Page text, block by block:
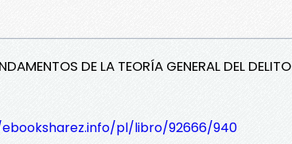
DE LA TEORÍA GENERAL DEL DELITO
pl/libro/92666/940